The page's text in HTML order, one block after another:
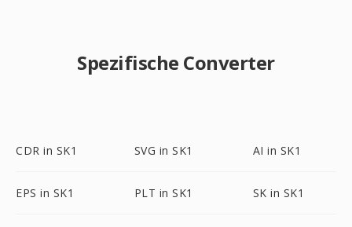
Spezifische Converter
CDR in SK1 SVG in SK1 AI in SK1
EPS in SK1 PLT in SK1 SK in SK1